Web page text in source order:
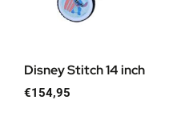
Disney Stitch 14 inch
€154,95